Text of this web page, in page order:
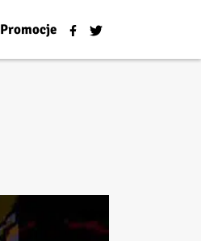
Promocje